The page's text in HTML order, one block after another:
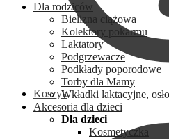
Koszyk
Dla rodziców
Bielizna ciążowa
Kolektory pokarmu
Laktatory
Podgrzewacze
Podkłady poporodowe
Torby dla Mamy
Wkładki laktacyjne,
Akcesoria dla dzieci
Dla dzieci
Kosmetyczka